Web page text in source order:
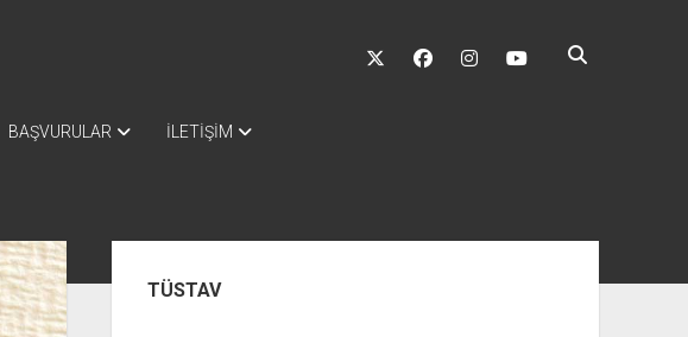
twitter facebookinstagramyoutube
BAŞVURULAR İLETİŞİM
MenüTÜSTAV